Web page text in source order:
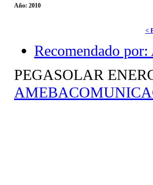
Año: 2010
<
Recomendado
PEGASOLAR